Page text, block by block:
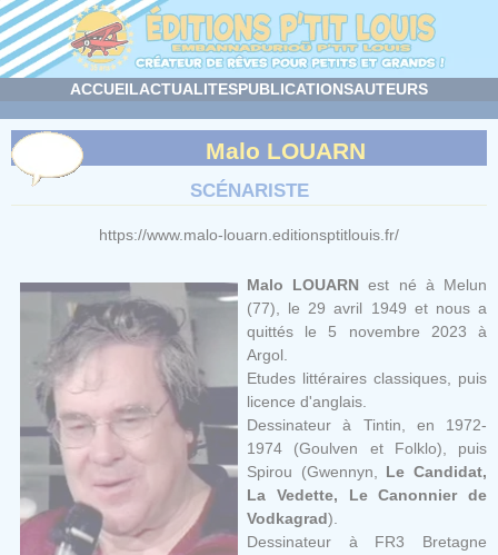
ACCUEILACTUALITESPUBLICATIONSAUTEURS
Malo LOUARN
SCÉNARISTE
https://www.malo-louarn.editionsptitlouis.fr/
Malo LOUARN est né à Melun
(77), le 29 avril 1949 et nous a
quittés le 5 novembre 2023 à
Argol.
Etudes littéraires classiques, puis
licence d'anglais.
Dessinateur à Tintin, en 1972-
1974 (Goulven et Folklo), puis
Spirou (Gwennyn,
Le Candidat,
La Vedette, Le Canonnier de
Vodkagrad).
Dessinateur à FR3 Bretagne
Panneau de gestion des cookies